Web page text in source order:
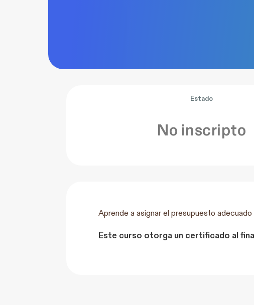
Estado
No inscripto
Aprende a asignar el presupuesto
Este curso otorga un certificado al